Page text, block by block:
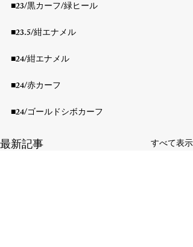
■23/黒カーフ/緑ヒール
■23.5/紺エナメル
■24/紺エナメル
■24/赤カーフ
■24/ゴールドシボカーフ
最新記事 すべて表示